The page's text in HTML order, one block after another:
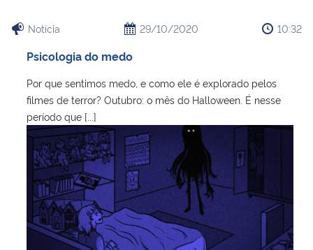
Notícia 29/10/2020 10:32
Psicologia do medo
Por que sentimos medo, e como ele é explorado pelos
filmes de terror? Outubro: o mês do Halloween. É nesse
período que [...]